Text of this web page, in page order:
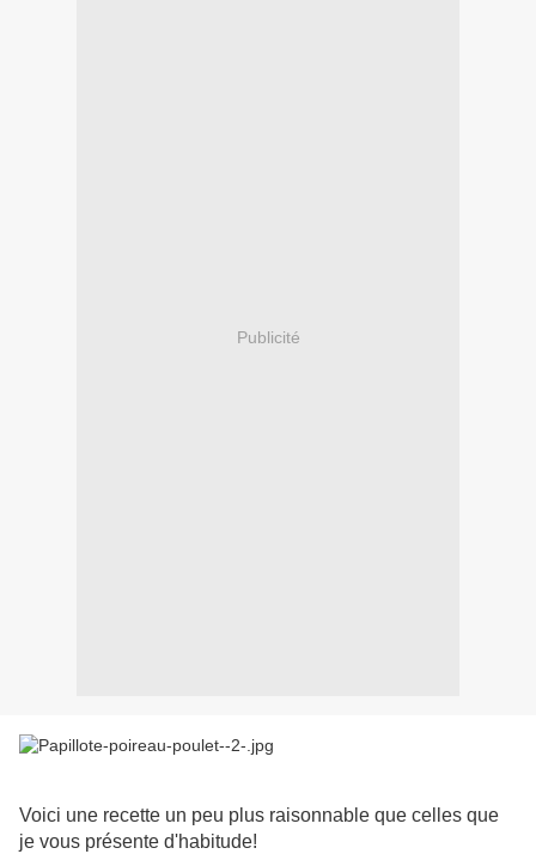
Publicité
Voici une recette un peu plus raisonnable que celles que
je vous présente d'habitude!